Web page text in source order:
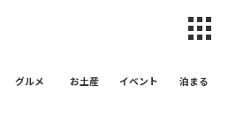
市観光
グルメ お土産 イベント 泊まる